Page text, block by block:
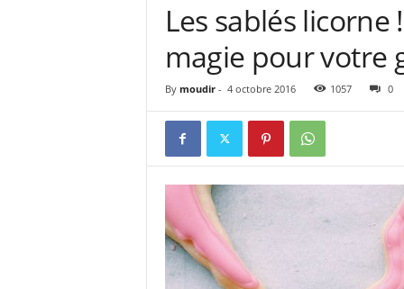
Les sablés
magie pour votre
By moudir- 4 octobre 2016 1057 0